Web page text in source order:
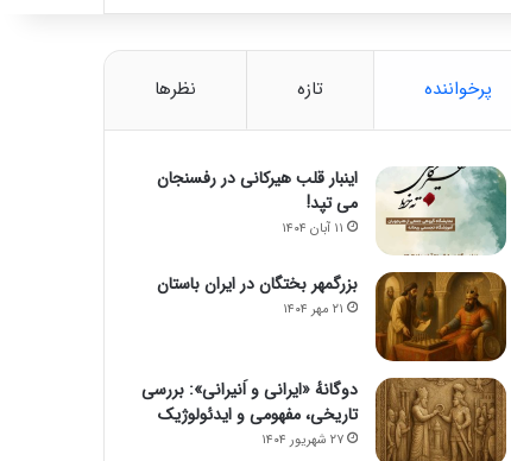
پرخواننده تازه نظرها
اینبار قلب هیرکانی در رفسنجان
می تپد!
۱۱ آبان ۱۴۰۴
بزرگمهر بختگان در ایران باستان
۲۱ مهر ۱۴۰۴
دوگانهٔ «ایرانی و اَنیرانی»: بررسی
تاریخی، مفهومی و ایدئولوژیک
۲۷ شهریور ۱۴۰۴